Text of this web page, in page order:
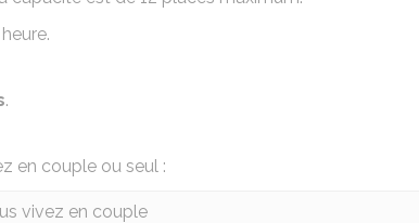
.
en couple ou seul :
vivez en couple